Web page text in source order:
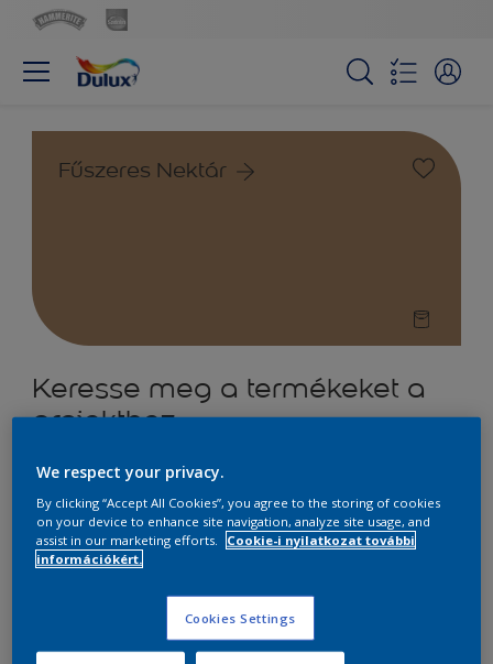
Fűszeres Nektár
Keresse meg a termékeket a
projekthez
5termék
Filter
Dulux Resist Satin
We respect your privacy.
By clicking “Accept All Cookies”, you agree to the storing of cookies
on your device to enhance site navigation, analyze site usage, and
assist in our marketing efforts.
Cookie-i nyilatkozat további
információkért.
Cookies Settings